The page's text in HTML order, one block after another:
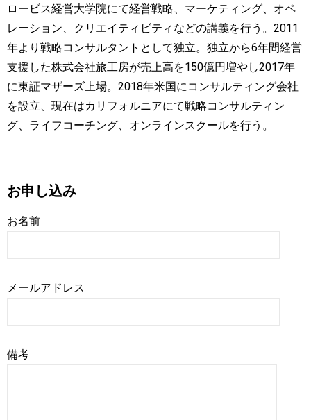
ロービス経営大学院にて経営戦略、マーケティング、オペ
レーション、クリエイティビティなどの講義を行う。2011
年より戦略コンサルタントとして独立。独立から6年間経営
支援した株式会社旅工房が売上高を150億円増やし2017年
に東証マザーズ上場。2018年米国にコンサルティング会社
を設立、現在はカリフォルニアにて戦略コンサルティン
グ、ライフコーチング、オンラインスクールを行う。
お申し込み
お名前
メールアドレス
備考